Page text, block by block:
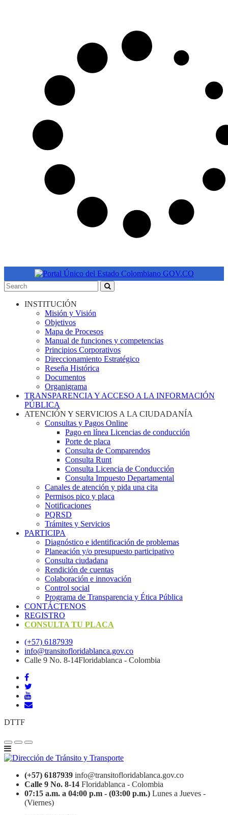
INSTITUCIÓN
Misión y Visión
Objetivos
Mapa de Procesos
Manual de funciones y competencias
Principios Corporativos
Direccionamiento Estratégico
Reseña Histórica
Documentos
Organigrama
TRANSPARENCIA Y ACCESO A LA INFORMACIÓN
PÚBLICA
ATENCIÓN Y SERVICIOS A LA CIUDADANÍA
Consultas y Pagos Online
Pago en línea Licencias de conducción
Porte de placa
Consulta de Comparendos
Consulta Runt
Consulta Licencia de Conducción
Consulta Impuesto Departamental
Canales de atención y pida una cita
Permisos pico y placa
Notificaciones
PQRSD
Trámites y Servicios
PARTICIPA
Diagnóstico e identificación de problemas
Planeación y/o presupuesto participativo​
Consulta ciudadana
Rendición de cuentas
Colaboración e innovación
Control social
Programa de Transparencia y Ética Pública
CONTÁCTENOS
REGISTRO
CONSULTA TU PLACA
(+57) 6187939
info@transitofloridablanca.gov.co
Calle 9 No. 8-14Floridablanca - Colombia
DTTF
(+57) 6187939 info@transitofloridablanca.gov.co
Calle 9 No. 8-14 Floridablanca - Colombia
07:15 a.m. a 04:00 p.m - (03:00 p.m.) Lunes a Jueves -
(Viernes)